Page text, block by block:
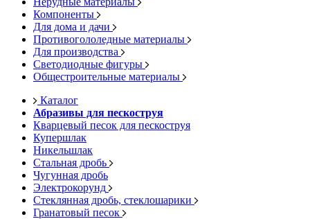
Компоненты
Для дома и дачи
Противогололедные материалы
Для производства
Светодиодные фигуры
Общестроительные материалы
Каталог
Абразивы для пескоструя
Кварцевый песок для пескоструя
Купершлак
Никельшлак
Стальная дробь
Чугунная дробь
Электрокорунд
Стеклянная дробь, стеклошарики
Гранатовый песок